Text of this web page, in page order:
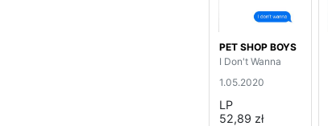
PET SHOP BOYS
I Don't Wanna
1.05.2020
LP
52,89 zł